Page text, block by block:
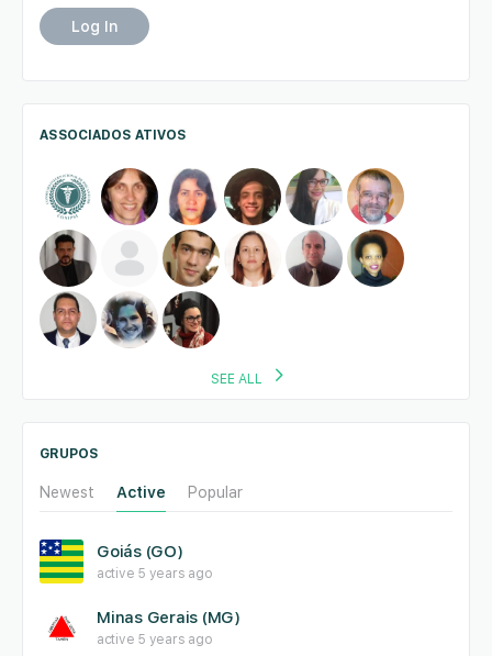
ASSOCIADOS ATIVOS
SEE ALL
GRUPOS
Newest Active Popular
Goiás (GO)
active 5 years ago
Minas Gerais (MG)
active 5 years ago